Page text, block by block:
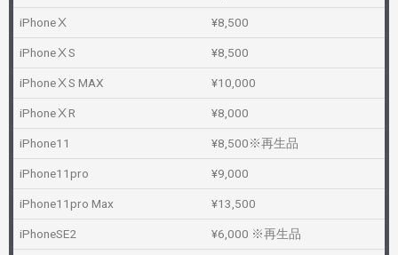
iPhoneⅩ ¥8,500
iPhoneⅩS ¥8,500
iPhoneⅩS MAX ¥10,000
iPhoneⅩR ¥8,000
iPhone11 ¥8,500※再生品
iPhone11pro ¥9,000
iPhone11pro Max ¥13,500
iPhoneSE2 ¥6,000 ※再生品